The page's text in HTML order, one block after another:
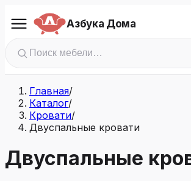
Азбука Дома
Главная/
Каталог/
Кровати/
Двуспальные кровати
Двуспальные